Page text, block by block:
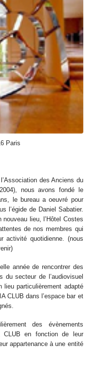
Paris
des Anciens du
nous avons fondé le
le bureau a oeuvré pour
l’égide de Daniel Sabatier.
lieu, l’Hôtel Costes
de nos membres qui
activité quotidienne. (nous
année de rencontrer des
du secteur de l’audiovisuel
lieu particulièrement adapté
CLUB dans l’espace bar et
des évènements
CLUB en fonction de leur
appartenance à une entité